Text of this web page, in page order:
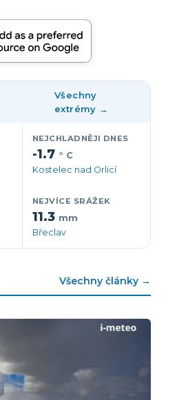
Všechny
extrémy →
NEJCHLADNĚJI DNES
-1.7 ° C
Kostelec nad Orlicí
NEJVÍCE SRÁŽEK
11.3 mm
Břeclav
Všechny články →